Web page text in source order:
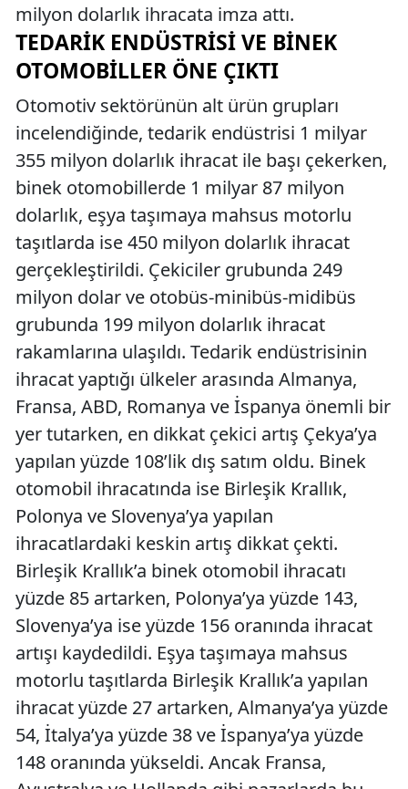
milyon dolarlık ihracata imza attı.
TEDARIK ENDÜSTRISI VE BINEK
OTOMOBILLER ÖNE ÇIKTI
Otomotiv sektörünün alt ürün grupları
incelendiğinde, tedarik endüstrisi 1 milyar
355 milyon dolarlık ihracat ile başı çekerken,
binek otomobillerde 1 milyar 87 milyon
dolarlık, eşya taşımaya mahsus motorlu
taşıtlarda ise 450 milyon dolarlık ihracat
gerçekleştirildi. Çekiciler grubunda 249
milyon dolar ve otobüs-minibüs-midibüs
grubunda 199 milyon dolarlık ihracat
rakamlarına ulaşıldı. Tedarik endüstrisinin
ihracat yaptığı ülkeler arasında Almanya,
Fransa, ABD, Romanya ve İspanya önemli bir
yer tutarken, en dikkat çekici artış Çekya’ya
yapılan yüzde 108’lik dış satım oldu. Binek
otomobil ihracatında ise Birleşik Krallık,
Polonya ve Slovenya’ya yapılan
ihracatlardaki keskin artış dikkat çekti.
Birleşik Krallık’a binek otomobil ihracatı
yüzde 85 artarken, Polonya’ya yüzde 143,
Slovenya’ya ise yüzde 156 oranında ihracat
artışı kaydedildi. Eşya taşımaya mahsus
motorlu taşıtlarda Birleşik Krallık’a yapılan
ihracat yüzde 27 artarken, Almanya’ya yüzde
54, İtalya’ya yüzde 38 ve İspanya’ya yüzde
148 oranında yükseldi. Ancak Fransa,